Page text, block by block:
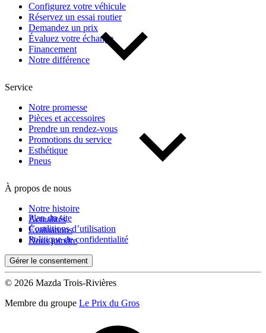
Configurez votre véhicule
Réservez un essai routier
Demandez un prix
Évaluez votre échange
Financement
Notre différence
Service
Notre promesse
Pièces et accessoires
Prendre un rendez-vous
Promotions du service
Esthétique
Pneus
À propos de nous
Notre histoire
Actualités
Évaluations
Nous joindre
Plan du site
Conditions d’utilisation
Politique de confidentialité
Gérer le consentement
© 2026 Mazda Trois-Rivières
Membre du groupe Le Prix du Gros